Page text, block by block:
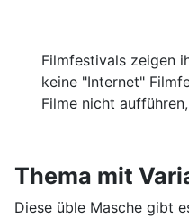
Filmfestivals zeigen
keine "Internet"
Filme nicht
Thema mit
Diese üble Masche gibt